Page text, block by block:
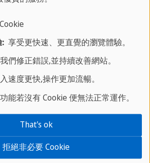
20 节课
- 16:15
欧元
强化标准课程为您在德语国家达
充分准备。
享受更快速、更直覺的瀏覽體驗。
們修正錯誤,並持續改善網站。
速度更快,操作更加流暢。
能若沒有 Cookie 便無法正常運作。
拒絕非必要 Cookie
That's ok